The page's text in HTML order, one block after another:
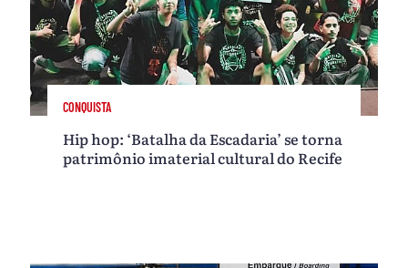
CONQUISTA
Hip hop: ‘Batalha da Escadaria’ se torna
patrimônio imaterial cultural do Recife